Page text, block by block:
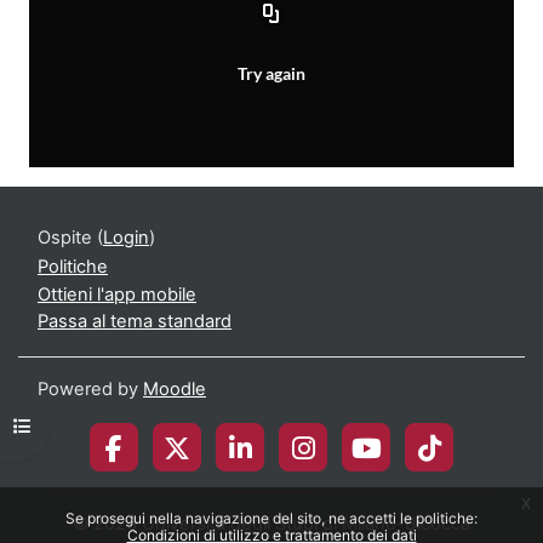
Se prosegui nella navigazione del sito, ne accetti le politiche:
Condizioni di utilizzo e trattamento dei dati
x
Apri indice del corso
Ospite (Login)
Politiche
Ottieni l'app mobile
Passa al tema standard
Powered by Moodle
© 2026 Università degli Studi di Milano-Bicocca